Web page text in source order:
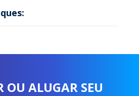
OU ALUGAR SEU